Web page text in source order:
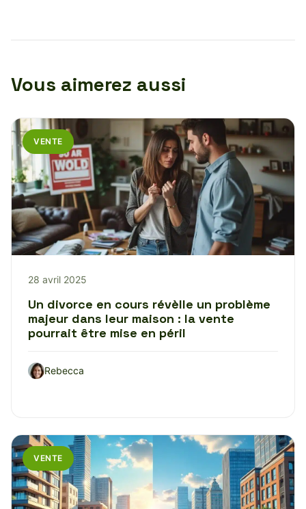
Vous aimerez aussi
VENTE
28 avril 2025
Un divorce en cours révèlle un problème
majeur dans leur maison : la vente
pourrait être mise en péril
Rebecca
VENTE